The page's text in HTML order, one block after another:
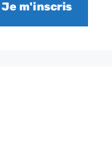
Je m'inscris